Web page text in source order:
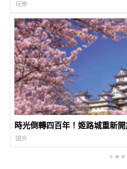
玩樂
時光倒轉四百年！姬路城重新開
國外